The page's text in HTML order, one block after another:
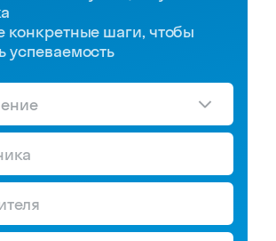
конкретные шаги, чтобы
успеваемость